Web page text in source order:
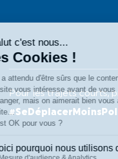
Pour les trajets courts,